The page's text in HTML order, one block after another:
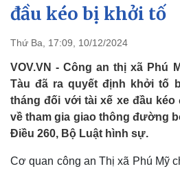
Đảng
Tổ chức nhân sự
Nhận diện sự thật
đầu kéo bị khởi tố
Thứ Ba, 17:09, 10/12/2024
VOV.VN - Công an thị xã Phú
Tàu đã ra quyết định khởi tố
tháng đối với tài xế xe đầu kéo
về tham gia giao thông đường
Điều 260, Bộ Luật hình sự.
Cơ quan công an Thị xã Phú Mỹ